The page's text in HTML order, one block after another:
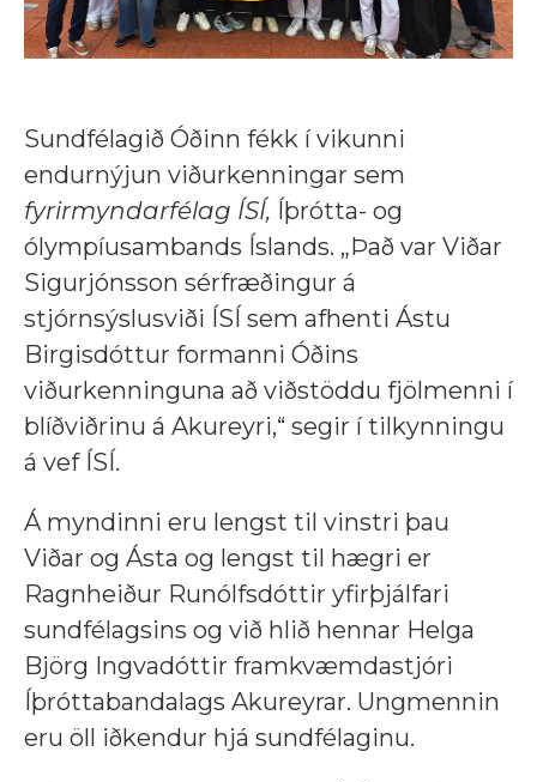
Sundfélagið Óðinn fékk í vikunni
endurnýjun viðurkenningar sem
fyrirmyndarfélag ÍSÍ, Íþrótta- og
ólympíusambands Íslands. „Það var Viðar
Sigurjónsson sérfræðingur á
stjórnsýslusviði ÍSÍ sem afhenti Ástu
Birgisdóttur formanni Óðins
viðurkenninguna að viðstöddu fjölmenni í
blíðviðrinu á Akureyri,“ segir í tilkynningu
á vef ÍSÍ.
Á myndinni eru lengst til vinstri þau
Viðar og Ásta og lengst til hægri er
Ragnheiður Runólfsdóttir yfirþjálfari
sundfélagsins og við hlið hennar Helga
Björg Ingvadóttir framkvæmdastjóri
Íþróttabandalags Akureyrar. Ungmennin
eru öll iðkendur hjá sundfélaginu.